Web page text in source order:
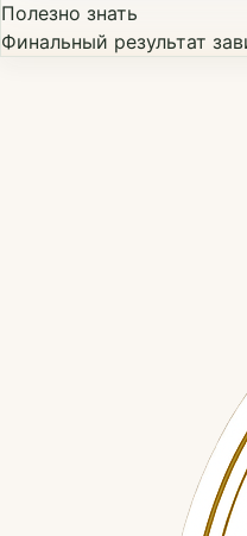
Полезно знать
Финальный результат